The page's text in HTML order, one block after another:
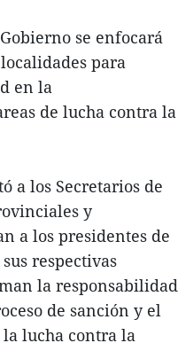
se enfocará
para
en la
de lucha contra la
a los Secretarios de
y
a los presidentes de
respectivas
la responsabilidad
de sanción y el
lucha contra la